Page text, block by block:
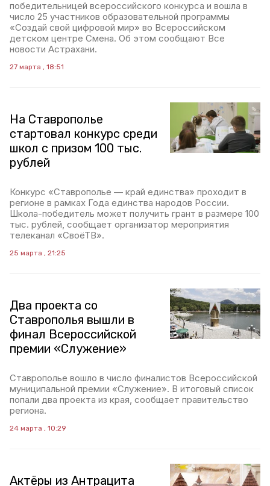
победительницей всероссийского конкурса и вошла в
число 25 участников образовательной программы
«Создай свой цифровой мир» во Всероссийском
детском центре Смена. Об этом сообщают Все
новости Астрахани.
27 марта , 18:51
На Ставрополье
стартовал конкурс среди
школ с призом 100 тыс.
рублей
Конкурс «Ставрополье — край единства» проходит в
регионе в рамках Года единства народов России.
Школа-победитель может получить грант в размере 100
тыс. рублей, сообщает организатор мероприятия
телеканал «СвоёТВ».
25 марта , 21:25
Два проекта со
Ставрополья вышли в
финал Всероссийской
премии «Служение»
Ставрополье вошло в число финалистов Всероссийской
муниципальной премии «Служение». В итоговый список
попали два проекта из края, сообщает правительство
региона.
24 марта , 10:29
Актёры из Антрацита